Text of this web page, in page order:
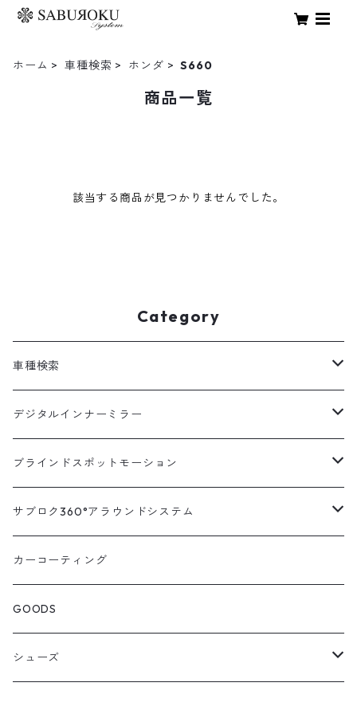
ホーム 車種検索 ホンダ S660
商品一覧
該当する商品が見つかりませんでした。
Category
車種検索
汎用
トヨタ
ハイエース200系
アルファード・ヴェルファイア30系
ニッサン
エルグランドE52系
エルグランドE51系
ホンダ
オデッセイRC系
オデッセイRB系
マツダ
ダイハツ
デジタルインナーミラー
汎用キット
車種別対応キット
トヨタ
ニッサン
オプション
交換アーム付きキット
ブラインドスポットモーション
汎用キット
車種別ミラー付セット
ON/OFFスイッチ
オプション
サブロク360°アラウンドシステム
アラウンドシステム本体
オプション
カーコーティング
GOODS
シューズ